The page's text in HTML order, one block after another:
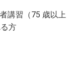
講習（75 歳以上
方